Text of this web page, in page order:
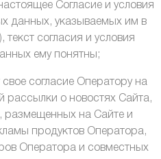
Согласие и условия
данных, указываемых им в
согласия и условия
ему понятны;
согласие Оператору на
рассылки о новостях Сайта,
размещенных на Сайте и
продуктов Оператора,
Оператора и совместных